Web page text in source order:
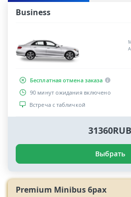
Business
Бесплатная отмена заказа
90 минут ожидания включено
Встреча с табличкой
31360RUB
Выбрать
Premium Minibus 6pax